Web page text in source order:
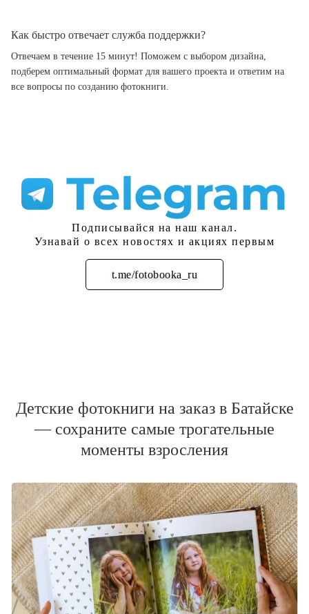
Как быстро отвечает служба поддержки?
Отвечаем в течение 15 минут! Поможем с выбором дизайна,
подберем оптимальный формат для вашего проекта и ответим на
все вопросы по созданию фотокниги.
Подписывайся на наш канал.
Узнавай о всех новостях и акциях первым
t.me/fotobooka_ru
Подписаться
Детские фотокниги на заказ в Батайске
— сохраните самые трогательные
моменты взросления